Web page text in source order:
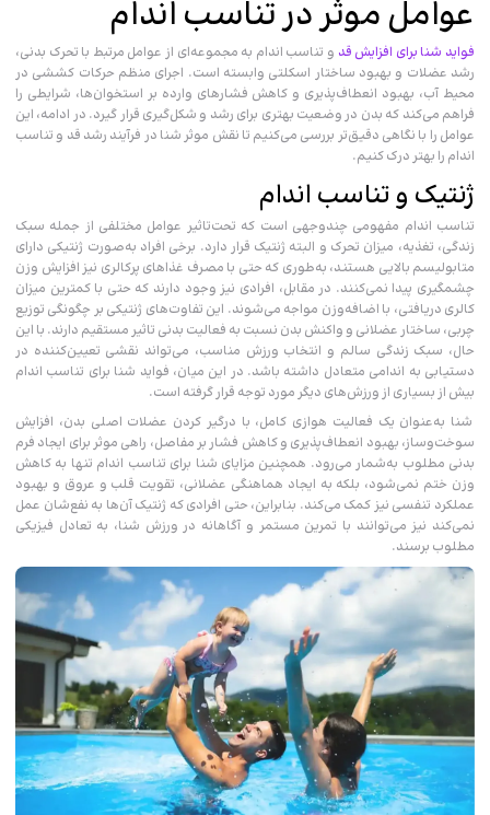
نکات مهم برای رسیدن به تناسب اندام با شنا
عوامل موثر در تناسب اندام
فواید شنا برای افزایش قد و تناسب‌ اندام به مجموعه‌ای از عوامل مرتبط با تحرک بدنی،
رشد عضلات و بهبود ساختار اسکلتی وابسته است. اجرای منظم حرکات کششی در
محیط آب، بهبود انعطاف‌پذیری و کاهش فشارهای وارده بر استخوان‌ها، شرایطی را
فراهم می‌کند که بدن در وضعیت بهتری برای رشد و شکل‌گیری قرار گیرد. در ادامه، این
عوامل را با نگاهی دقیق‌تر بررسی می‌کنیم تا نقش موثر شنا در فرآیند رشد قد و تناسب‌
اندام را بهتر درک کنیم.
ژنتیک و تناسب اندام
تناسب‌ اندام مفهومی چند‌وجهی است که تحت‌تاثیر عوامل مختلفی از جمله سبک
زندگی، تغذیه، میزان تحرک و البته ژنتیک قرار دارد. برخی افراد به‌صورت ژنتیکی دارای
متابولیسم بالایی هستند، به‌طوری که حتی با مصرف غذاهای پرکالری نیز افزایش وزن
چشمگیری پیدا نمی‌کنند. در مقابل، افرادی نیز وجود دارند که حتی با کمترین میزان
کالری دریافتی، با اضافه‌وزن مواجه می‌شوند. این تفاوت‌های ژنتیکی بر چگونگی توزیع
چربی، ساختار عضلانی و واکنش بدن نسبت به فعالیت بدنی تاثیر مستقیم دارند. با این
حال، سبک زندگی سالم و انتخاب ورزش مناسب، می‌تواند نقشی تعیین‌کننده در
دستیابی به اندامی متعادل داشته باشد. در این میان، فواید شنا برای تناسب اندام
بیش از بسیاری از ورزش‌های دیگر مورد توجه قرار گرفته است.
شنا به‌عنوان یک فعالیت هوازی کامل، با درگیر کردن عضلات اصلی بدن، افزایش
سوخت‌وساز، بهبود انعطاف‌پذیری و کاهش فشار بر مفاصل، راهی موثر برای ایجاد فرم
بدنی مطلوب به‌شمار می‌رود. همچنین مزایای شنا برای تناسب اندام تنها به کاهش
وزن ختم نمی‌شود، بلکه به ایجاد هماهنگی عضلانی، تقویت قلب و عروق و بهبود
عملکرد تنفسی نیز کمک می‌کند. بنابراین، حتی افرادی که ژنتیک آن‌ها به نفع‌شان عمل
نمی‌کند نیز می‌توانند با تمرین مستمر و آگاهانه در ورزش شنا، به تعادل فیزیکی
مطلوب برسند.